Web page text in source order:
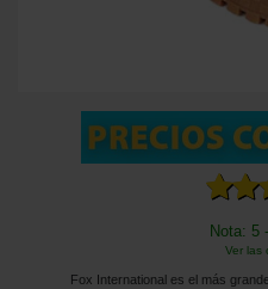
Nota: 5
Ver las
Fox International es el más